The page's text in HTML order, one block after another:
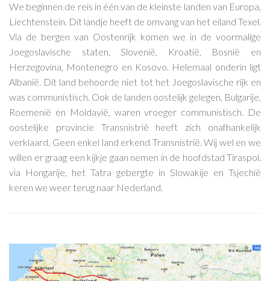
We beginnen de reis in één van de kleinste landen van Europa,
Liechtenstein. Dit landje heeft de omvang van het eiland Texel.
Via de bergen van Oostenrijk komen we in de voormalige
Joegoslavische staten, Slovenië, Kroatië, Bosnië en
Herzegovina, Montenegro en Kosovo. Helemaal onderin ligt
Albanië. Dit land behoorde niet tot het Joegoslavische rijk en
was communistisch. Ook de landen oostelijk gelegen, Bulgarije,
Roemenië en Moldavië, waren vroeger communistisch. De
oostelijke provincie Transnistrië heeft zich onafhankelijk
verklaard. Geen enkel land erkend Transnistrië. Wij wel en we
willen er graag een kijkje gaan nemen in de hoofdstad Tiraspol.
via Hongarije, het Tatra gebergte in Slowakije en Tsjechië
keren we weer terug naar Nederland.